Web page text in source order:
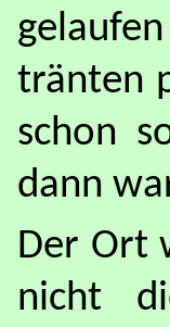
tränten
schon
dann
Der Ort
nicht